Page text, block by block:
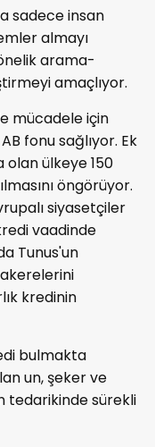
sadece insan
almayı
arama-
amaçlıyor.
mücadele için
fonu sağlıyor. Ek
olan ülkeye 150
öngörüyor.
siyasetçiler
vaadinde
Tunus'un
kredinin
bulmakta
un, şeker ve
tedarikinde sürekli